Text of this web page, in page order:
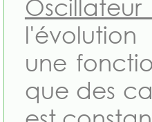
une
que des